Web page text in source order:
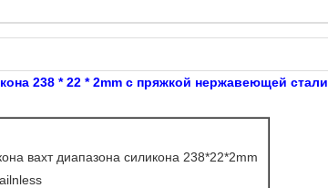
238 * 22 * 2mm с пряжкой нержавеющей стали
вахт диапазона силикона 238*22*2mm